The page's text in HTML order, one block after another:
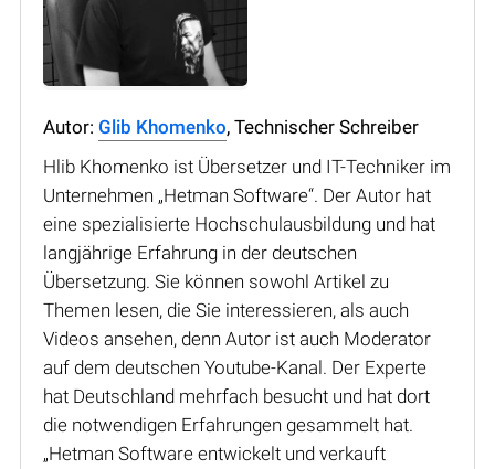
Autor: Glib Khomenko, Technischer Schreiber
Hlib Khomenko ist Übersetzer und IT-Techniker im
Unternehmen „Hetman Software“. Der Autor hat
eine spezialisierte Hochschulausbildung und hat
langjährige Erfahrung in der deutschen
Übersetzung. Sie können sowohl Artikel zu
Themen lesen, die Sie interessieren, als auch
Videos ansehen, denn Autor ist auch Moderator
auf dem deutschen Youtube-Kanal. Der Experte
hat Deutschland mehrfach besucht und hat dort
die notwendigen Erfahrungen gesammelt hat.
„Hetman Software entwickelt und verkauft